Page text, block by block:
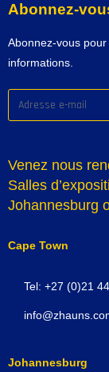
Abonnez-
Abonnez-vous
informations.
Venez nous
Salles
Johannesburg
Cape Town
Tel: +27 (0)21
Johannesburg